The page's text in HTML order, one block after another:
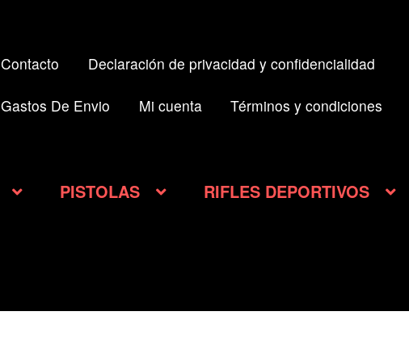
Contacto Declaración de privacidad y confidencialidad
Gastos De Envio Mi cuenta Términos y condiciones
PISTOLAS RIFLES DEPORTIVOS